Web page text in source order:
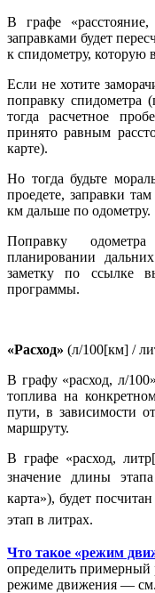
В графе
заправками будет
к спидометру, которую
Если не хотите
поправку спидометра
тогда расчетное
принято равным
карте).
Но тогда будьте
проедете, заправки
км дальше по одометру.
Поправку
планировании
заметку по ссылке
программы.
«Расход» (л/100[км] /
В графу «расход, л/
топлива на
пути, в зависимости
маршруту.
В графе «расход,
значение длины этапа
карта»), будет
этап в литрах.
Что такое «режим
определить примерный
режиме движения — см.